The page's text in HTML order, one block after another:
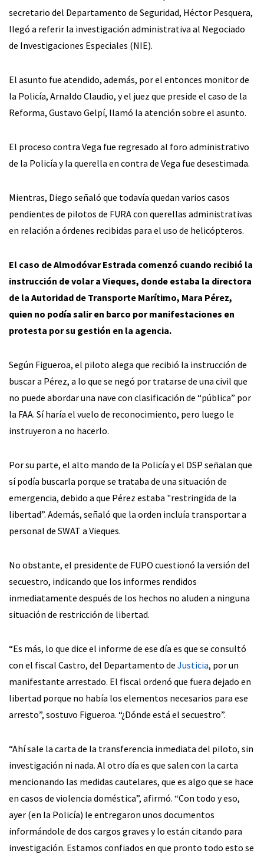
secretario del Departamento de Seguridad, Héctor Pesquera,
llegó a referir la investigación administrativa al Negociado
de Investigaciones Especiales (NIE).
El asunto fue atendido, además, por el entonces monitor de
la Policía, Arnaldo Claudio, y el juez que preside el caso de la
Reforma, Gustavo Gelpí, llamó la atención sobre el asunto.
El proceso contra Vega fue regresado al foro administrativo
de la Policía y la querella en contra de Vega fue desestimada.
Mientras, Diego señaló que todavía quedan varios casos
pendientes de pilotos de FURA con querellas administrativas
en relación a órdenes recibidas para el uso de helicópteros.
El caso de Almodóvar Estrada comenzó cuando recibió la
instrucción de volar a Vieques, donde estaba la directora
de la Autoridad de Transporte Marítimo, Mara Pérez,
quien no podía salir en barco por manifestaciones en
protesta por su gestión en la agencia.
Según Figueroa, el piloto alega que recibió la instrucción de
buscar a Pérez, a lo que se negó por tratarse de una civil que
no puede abordar una nave con clasificación de “pública” por
la FAA. Sí haría el vuelo de reconocimiento, pero luego le
instruyeron a no hacerlo.
Por su parte, el alto mando de la Policía y el DSP señalan que
sí podía buscarla porque se trataba de una situación de
emergencia, debido a que Pérez estaba "restringida de la
libertad”. Además, señaló que la orden incluía transportar a
personal de SWAT a Vieques.
No obstante, el presidente de FUPO cuestionó la versión del
secuestro, indicando que los informes rendidos
inmediatamente después de los hechos no aluden a ninguna
situación de restricción de libertad.
“Es más, lo que dice el informe de ese día es que se consultó
con el fiscal Castro, del Departamento de Justicia, por un
manifestante arrestado. El fiscal ordenó que fuera dejado en
libertad porque no había los elementos necesarios para ese
arresto”, sostuvo Figueroa. “¿Dónde está el secuestro”.
“Ahí sale la carta de la transferencia inmediata del piloto, sin
investigación ni nada. Al otro día es que salen con la carta
mencionando las medidas cautelares, que es algo que se hace
en casos de violencia doméstica”, afirmó. “Con todo y eso,
ayer (en la Policía) le entregaron unos documentos
informándole de dos cargos graves y lo están citando para
investigación. Estamos confiados en que pronto todo esto se